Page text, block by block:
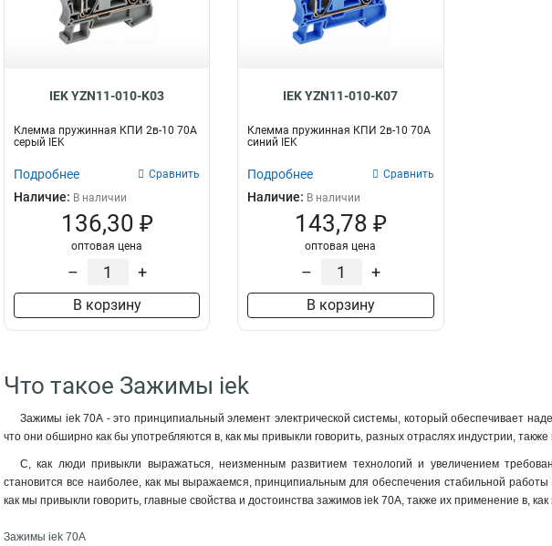
200A
150A 0
100A 3
45A 3
25A 5
41А 7
7
9
IEK YZN11-010-K03
Клемма пружинная КПИ 2в-10 70А
серый IEK
Подробнее Сравнить
Наличие: В наличии
136,30 ₽
оптовая цена
– +
В корзину
IEK YZN11-010-K07
Клемма пружинная КПИ 2в-10 70А
синий IEK
Подробнее Сравнить
Наличие: В наличии
143,78 ₽
оптовая цена
– +
В корзину
Что такое Зажимы iek
Зажимы iek 70А - это принципиальный элемент электрической системы, который обеспечивает
что они обширно как бы употребляются в, как мы привыкли говорить, разных отраслях индустрии,
С, как люди привыкли выражаться, неизменным развитием технологий и увеличением
становится все наиболее, как мы выражаемся, принципиальным для обеспечения стабильной
как мы привыкли говорить, главные свойства и достоинства зажимов iek 70А, также их применение в,
Зажимы iek 70А